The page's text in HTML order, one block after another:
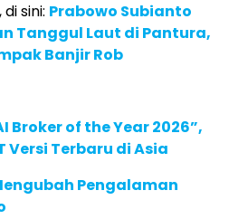
sini: Prabowo Subianto
Tanggul Laut di Pantura,
Banjir Rob
Broker of the Year 2026”,
Versi Terbaru di Asia
Pengalaman